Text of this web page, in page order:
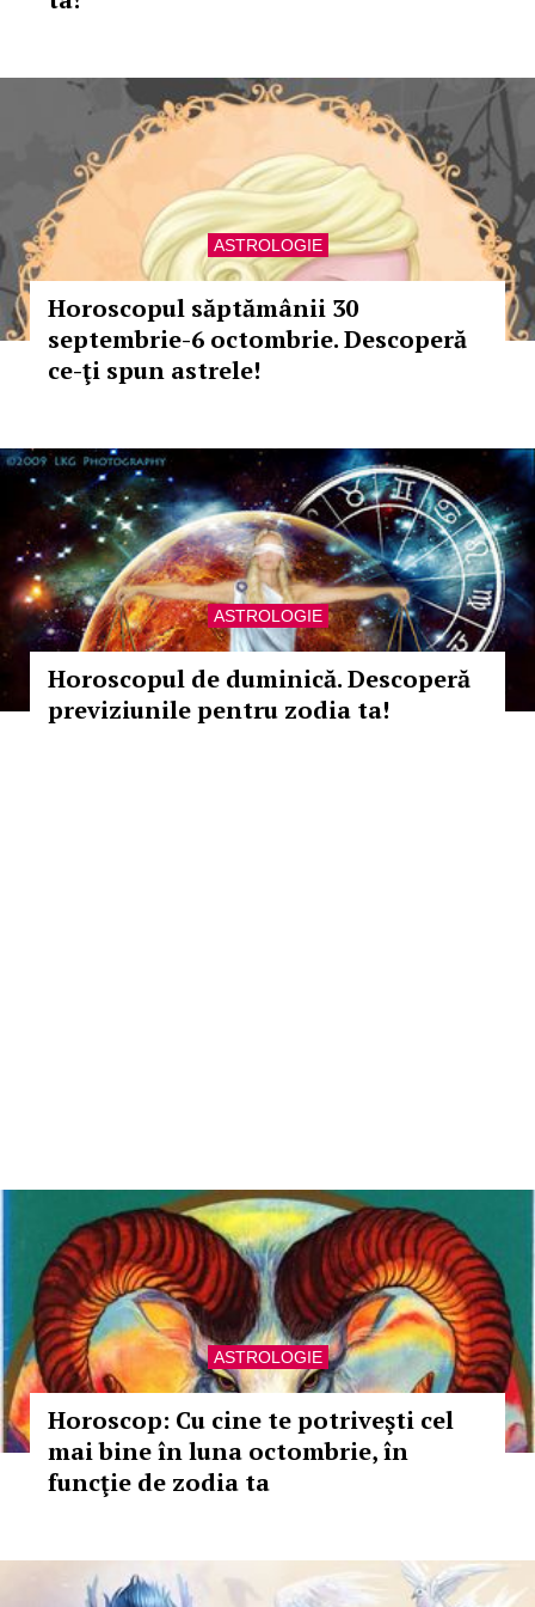
ASTROLOGIE
Horoscopul săptămânii 30
septembrie-6 octombrie. Descoperă
ce-ţi spun astrele!
ASTROLOGIE
Horoscopul de duminică. Descoperă
previziunile pentru zodia ta!
ASTROLOGIE
Horoscop: Cu cine te potriveşti cel
mai bine în luna octombrie, în
funcţie de zodia ta